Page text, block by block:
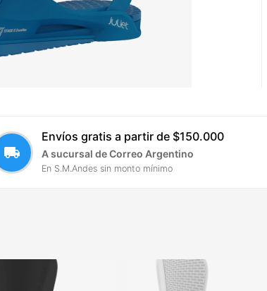
local_shipping
Envíos gratis a partir de $150.000
A sucursal de Correo Argentino
En S.M.Andes sin monto mínimo